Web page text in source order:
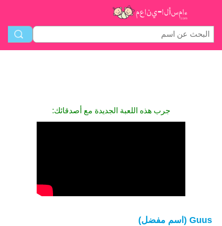
جرب هذه اللعبة الجديدة مع أصدقائك:
Guus (اسم مفضل)